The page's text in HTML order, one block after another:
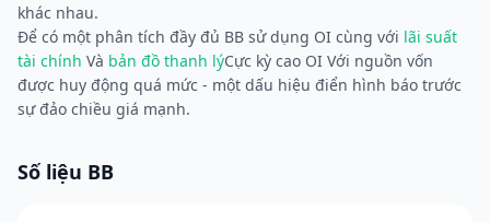
khác nhau.
Để có một phân tích đầy đủ BB sử dụng OI cùng với lãi suất
tài chính Và bản đồ thanh lýCực kỳ cao OI Với nguồn vốn
được huy động quá mức - một dấu hiệu điển hình báo trước
sự đảo chiều giá mạnh.
Số liệu BB